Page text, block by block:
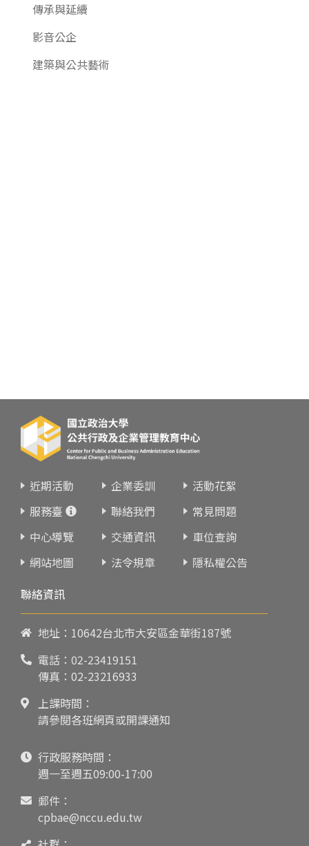
傳承與延續
影音公企
建築與公共藝術
近期活動 企業委訓
活動花絮
服務臺
聯絡我們
常見問題
中心導覽
交通資訊
車位查詢
網站地圖
法令規章
隱私權公告
聯絡資訊
地址：10642台北市大安區金華街187號
電話： 02-23419151
傳真：02-23216933
上課時間：
請參閱各班網頁或開課通知
行政服務時間：
週一至週五09:00-17:00
郵件：
cpbae@nccu.edu.tw